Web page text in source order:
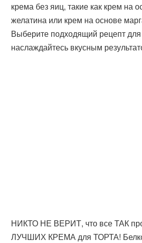
крема без яиц, такие как крем на
желатина или крем на основе
Выберите подходящий рецепт
наслаждайтесь вкусным
НИКТО НЕ ВЕРИТ, что все ТАК
ЛУЧШИХ КРЕМА для ТОРТА!